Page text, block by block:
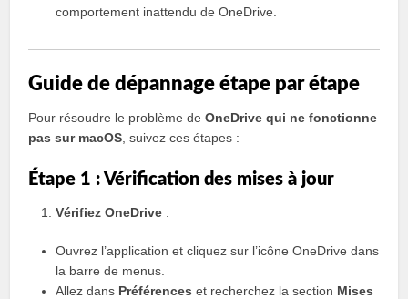
comportement inattendu de OneDrive.
Guide de dépannage étape par étape
Pour résoudre le problème deOneDrive qui ne fonctionne
pas sur macOS , suivez ces étapes :
Étape 1 : Vérification des mises à jour
Vérifiez OneDrive :
Ouvrez l’application et cliquez sur l’icône OneDrive dans
la barre de menus.
Allez dans Préférences et recherchez la section Mises